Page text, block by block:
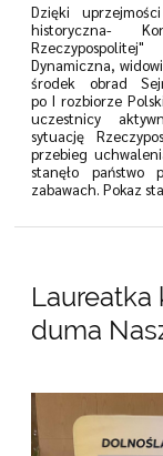
Dzięki
historyczna-
Dynamiczna,
środek obrad
po I rozbiorze
uczestnicy
sytuację
przebieg
stanęło państwo
zabawach. Pokaz
Laureatka
duma